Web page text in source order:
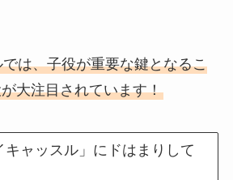
は、子役が重要な鍵となるこ
大注目されています！
キャッスル」にドはまりして